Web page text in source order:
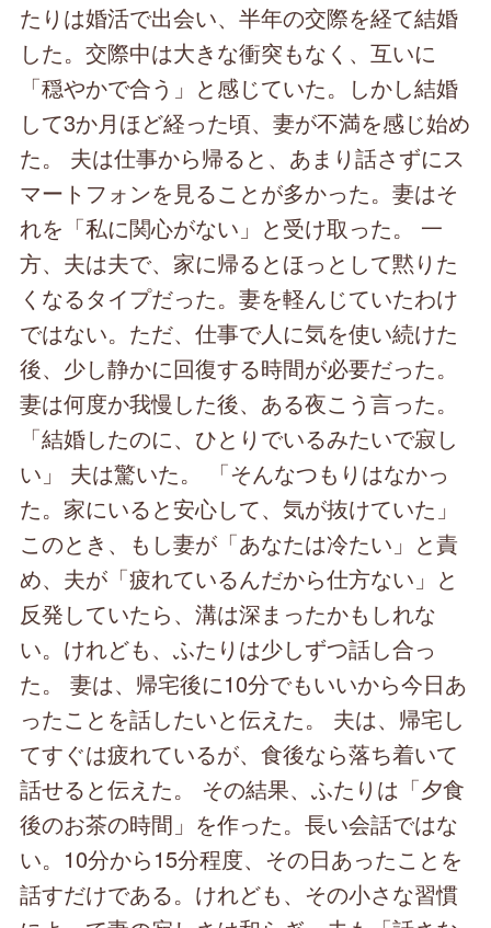
たりは婚活で出会い、半年の交際を経て結婚
した。交際中は大きな衝突もなく、互いに
「穏やかで合う」と感じていた。しかし結婚
して3か月ほど経った頃、妻が不満を感じ始め
た。 夫は仕事から帰ると、あまり話さずにス
マートフォンを見ることが多かった。妻はそ
れを「私に関心がない」と受け取った。 一
方、夫は夫で、家に帰るとほっとして黙りた
くなるタイプだった。妻を軽んじていたわけ
ではない。ただ、仕事で人に気を使い続けた
後、少し静かに回復する時間が必要だった。
妻は何度か我慢した後、ある夜こう言った。
「結婚したのに、ひとりでいるみたいで寂し
い」 夫は驚いた。 「そんなつもりはなかっ
た。家にいると安心して、気が抜けていた」
このとき、もし妻が「あなたは冷たい」と責
め、夫が「疲れているんだから仕方ない」と
反発していたら、溝は深まったかもしれな
い。けれども、ふたりは少しずつ話し合っ
た。 妻は、帰宅後に10分でもいいから今日あ
ったことを話したいと伝えた。 夫は、帰宅し
てすぐは疲れているが、食後なら落ち着いて
話せると伝えた。 その結果、ふたりは「夕食
後のお茶の時間」を作った。長い会話ではな
い。10分から15分程度、その日あったことを
話すだけである。けれども、その小さな習慣